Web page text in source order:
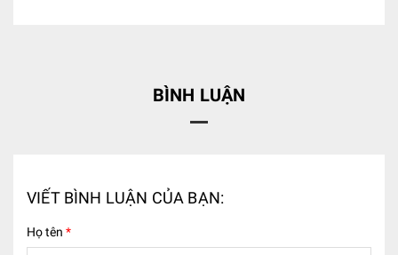
BÌNH LUẬN
VIẾT BÌNH LUẬN CỦA BẠN:
Họ tên *